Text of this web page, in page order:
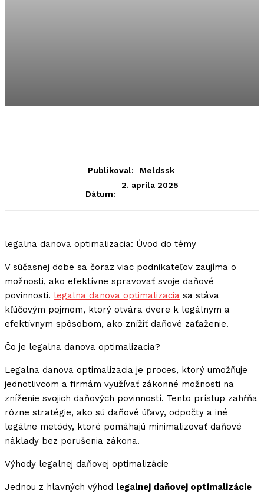
Publikoval: Meldssk
Dátum:
2. apríla 2025
legalna danova optimalizacia: Úvod do témy
V súčasnej dobe sa čoraz viac podnikateľov zaujíma o
možnosti, ako efektívne spravovať svoje daňové
povinnosti. legalna danova optimalizacia sa stáva
kľúčovým pojmom, ktorý otvára dvere k legálnym a
efektívnym spôsobom, ako znížiť daňové zaťaženie.
Čo je legalna danova optimalizacia?
Legalna danova optimalizacia je proces, ktorý umožňuje
jednotlivcom a firmám využívať zákonné možnosti na
zníženie svojich daňových povinností. Tento prístup zahŕňa
rôzne stratégie, ako sú daňové úľavy, odpočty a iné
legálne metódy, ktoré pomáhajú minimalizovať daňové
náklady bez porušenia zákona.
Výhody legalnej daňovej optimalizácie
Jednou z hlavných výhod legalnej daňovej optimalizácie